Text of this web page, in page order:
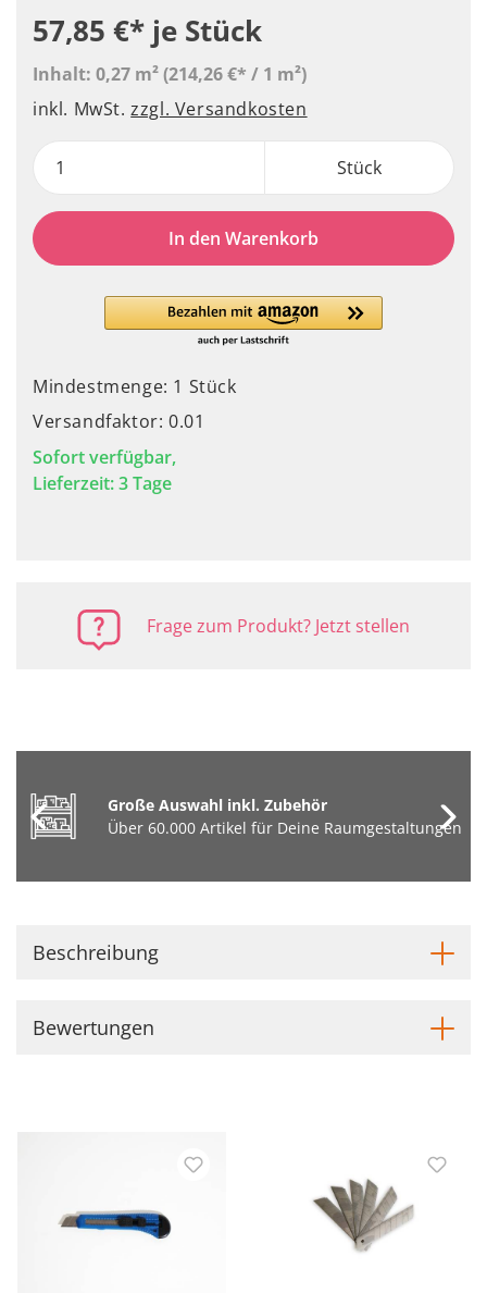
57,85 €* je Stück
Inhalt: 0,27 m²(214,26 €* / 1 m²)
inkl. MwSt.zzgl. Versandkosten
Stück
In den Warenkorb
Mindestmenge: 1 Stück
Versandfaktor: 0.01
Sofort verfügbar,
Lieferzeit: 3 Tage
Frage zum Produkt? Jetzt stellen
Große Auswahl inkl. Zubehör
Über 60.000 Artikel für Deine Raumgestaltungen
Beschreibung
Bewertungen